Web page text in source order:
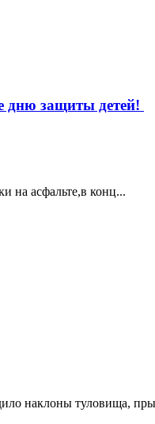
защиты детей!
на асфальте,в конц...
наклоны туловища,